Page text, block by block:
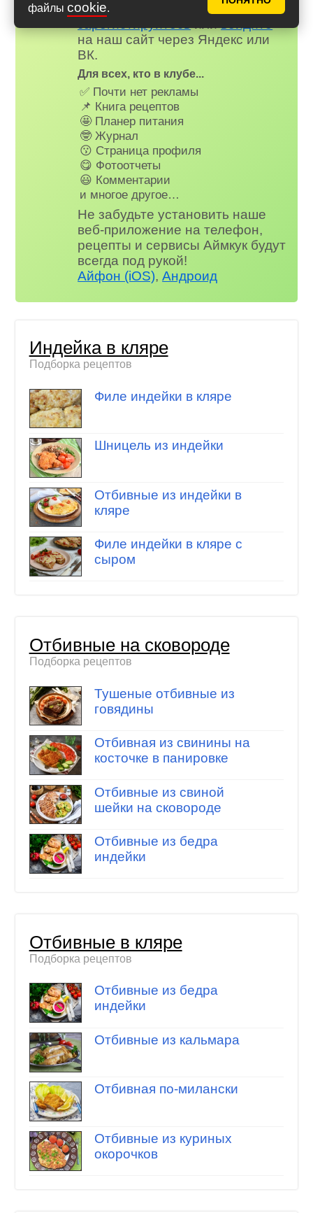
файлы cookie.
Вступайте в клуб Аймкук. Просто
зарегистируйтесьиливойдите
на наш сайт через Яндекс или
ВК.
Для всех, кто в клубе...
✅ Почти нет рекламы
📌 Книга рецептов
🤩 Планер питания
🤓 Журнал
😗 Страница профиля
😋 Фотоотчеты
😃 Комментарии
и многое другое…
Не забудьте установить наше
веб-приложение на телефон,
рецепты и сервисы Аймкук будут
всегда под рукой!
Айфон (iOS),Андроид
Индейка в кляре
Подборка рецептов
Филе индейки в кляре
Шницель из индейки
Отбивные из индейки в
кляре
Филе индейки в кляре с
сыром
Отбивные на сковороде
Подборка рецептов
Тушеные отбивные из
говядины
Отбивная из свинины на
косточке в панировке
Отбивные из свиной
шейки на сковороде
Отбивные из бедра
индейки
Отбивные в кляре
Подборка рецептов
Отбивные из бедра
индейки
Отбивные из кальмара
Отбивная по-милански
Отбивные из куриных
окорочков